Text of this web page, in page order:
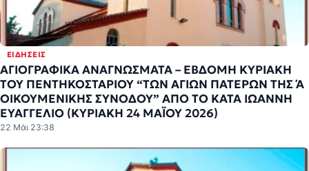
ΕΙΔΉΣΕΙΣ
ΑΓΙΟΓΡΑΦΙΚΑ ΑΝΑΓΝΩΣΜΑΤΑ – ΕΒΔΟΜΗ ΚΥΡΙΑΚΗ
ΤΟΥ ΠΕΝΤΗΚΟΣΤΑΡΙΟΥ “ΤΩΝ ΑΓΙΩΝ ΠΑΤΕΡΩΝ ΤΗΣ Ά
ΟΙΚΟΥΜΕΝΙΚΗΣ ΣΥΝΟΔΟΥ” ΑΠΟ ΤΟ ΚΑΤΑ ΙΩΑΝΝΗ
ΕΥΑΓΓΕΛΙΟ (ΚΥΡΙΑΚΗ 24 ΜΑΪΟΥ 2026)
22 Μάι 23:38